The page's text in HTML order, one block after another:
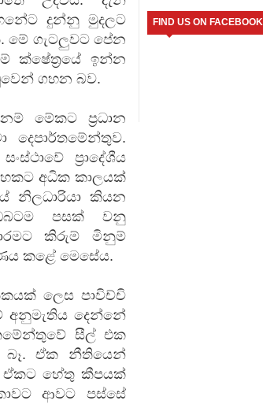
දුන්නු මුදලට
මේ ගැටලුවට පේන
ක්ෂේත්‍රයේ ඉන්න
ගහන බව.
මේකට ප්‍රධාන
ප්‍රාදේශීය
අධික කාලයක්
නිලධාරියා කියන
පසක් වනු
කිරුම් මිනුම්
කළේ මෙසේය.
ලෙස පාවිච්චි
අනුමැතිය දෙන්නේ
සීල් එක
ඒක නීතියෙන්
හේතු කීපයක්
ආවට පස්සේ
FIND US ON FACEBOOK